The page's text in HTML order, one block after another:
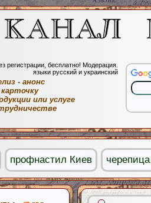
регистрации, бесплатно! Модерация.
языки русский и украинский
- анонс
или услуге
профнастил Киев